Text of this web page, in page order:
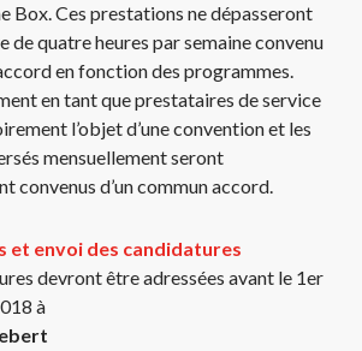
Box. Ces prestations ne dépasseront
de quatre heures par semaine convenu
en fonction des programmes.
en tant que prestataires de service
l’objet d’une convention et les
mensuellement seront
convenus d’un commun accord.
et envoi des candidatures
devront être adressées avant le 1er
à